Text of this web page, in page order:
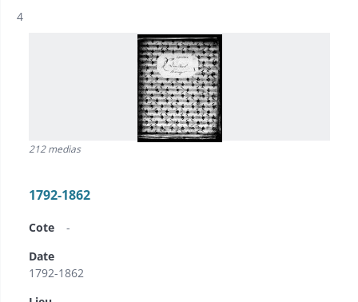
Résultat n°
4
212 medias
1792-1862
Cote
-
Date
1792-1862